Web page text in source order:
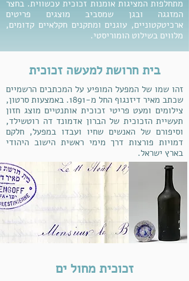
מתחלפות המציגות אומנות זכוכית עכשווית. בחצר
המזגגה ובגן שמסביב מוצגים פריטים
ארכיטקטוניים, עוגנים ומתקנים חקלאיים קדומים,
מלווים בשילוט הומוריסטי.
בית חרושת למעשה זכוכית
זהו שמו של המפעל המופיע על המכתבים הרשמיים
שכתב מאיר דיזנגוף החל מ-1891. באמצעות סרטון,
צילומים ומעט פריטי זכוכית אותנטיים מוצג חזון
תעשיית הזכוכית של הברון אדמונד דה רוטשילד,
וסיפורם של האנשים שחיו ועבדו במפעל, חלקם
דמויות פורצות דרך מימי ראשית הישוב היהודי
בארץ ישראל.
זכוכית מחול ים